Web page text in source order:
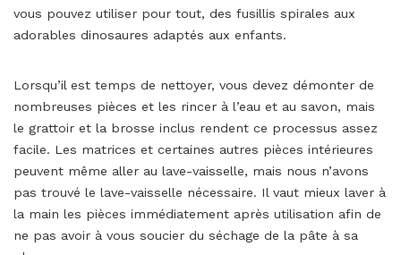
vous pouvez utiliser pour tout, des fusillis spirales aux
adorables dinosaures adaptés aux enfants.
Lorsqu’il est temps de nettoyer, vous devez démonter de
nombreuses pièces et les rincer à l’eau et au savon, mais
le grattoir et la brosse inclus rendent ce processus assez
facile. Les matrices et certaines autres pièces intérieures
peuvent même aller au lave-vaisselle, mais nous n’avons
pas trouvé le lave-vaisselle nécessaire. Il vaut mieux laver à
la main les pièces immédiatement après utilisation afin de
ne pas avoir à vous soucier du séchage de la pâte à sa